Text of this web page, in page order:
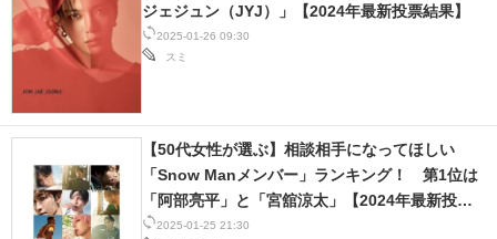
2025-01-26 09:30
スミ
ジェジュン（JYJ）」【2024年最新投票結果】
2025-01-25 21:30
【50代女性が選ぶ】相談相手になってほしい
「Snow Manメンバー」ランキング！ 第1位は
「阿部亮平」と「宮舘涼太」【2024年最新投票
結果】